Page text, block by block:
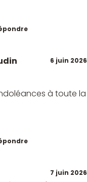
6 juin 2026
à toute la
7 juin 2026